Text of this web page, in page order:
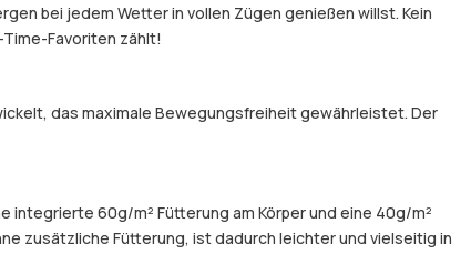
bei jedem Wetter in vollen Zügen genießen willst. Kein
Favoriten zählt!
das maximale Bewegungsfreiheit gewährleistet. Der
integrierte 60g/m² Fütterung am Körper und eine 40g/m²
zusätzliche Fütterung, ist dadurch leichter und vielseitig in